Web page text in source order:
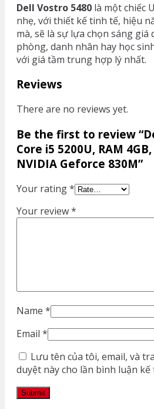
Dell Vostro 5480 là một chiếc
nhẹ, với thiết kế tinh tế, hiệu
mà, sẽ là sự lựa chọn sáng giá
phòng, danh nhân hay học
với giá tầm trung hợp lý nhất.
Reviews
There are no reviews yet.
Be the first to review
Core i5 5200U, RAM
NVIDIA Geforce 830M”
Your rating*
Your review*
Name *
Email *
Lưu tên của tôi, email, và
duyệt này cho lần bình luận kế